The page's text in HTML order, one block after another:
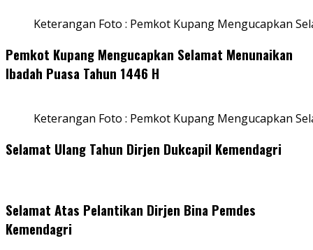
Keterangan Foto : Pemkot Kupang Mengucapkan
Pemkot Kupang Mengucapkan Selamat Menunaikan
Ibadah Puasa Tahun 1446 H
Keterangan Foto : Pemkot Kupang Mengucapkan
Selamat Ulang Tahun Dirjen Dukcapil Kemendagri
Selamat Atas Pelantikan Dirjen Bina Pemdes
Kemendagri